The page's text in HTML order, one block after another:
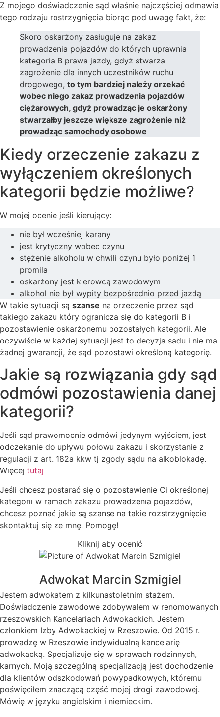
Z mojego doświadczenie sąd właśnie najczęściej odmawia
tego rodzaju rostrzygnięcia biorąc pod uwagę fakt, że:
Skoro oskarżony zasługuje na zakaz
prowadzenia pojazdów do których uprawnia
kategoria B prawa jazdy, gdyż stwarza
zagrożenie dla innych uczestników ruchu
drogowego, to tym bardziej należy orzekać
wobec niego zakaz prowadzenia pojazdów
ciężarowych, gdyż prowadząc je oskarżony
stwarzałby jeszcze większe zagrożenie niż
prowadząc samochody osobowe
Kiedy orzeczenie zakazu z
wyłączeniem określonych
kategorii będzie możliwe?
W mojej ocenie jeśli kierujący:
nie był wcześniej karany
jest krytyczny wobec czynu
stężenie alkoholu w chwili czynu było poniżej 1
promila
oskarżony jest kierowcą zawodowym
alkohol nie był wypity bezpośrednio przed jazdą
W takie sytuacji są szanse na orzeczenie przez sąd
takiego zakazu który ogranicza się do kategorii B i
pozostawienie oskarżonemu pozostałych kategorii. Ale
oczywiście w każdej sytuacji jest to decyzja sadu i nie ma
żadnej gwarancji, że sąd pozostawi określoną kategorię.
Jakie są rozwiązania gdy sąd
odmówi pozostawienia danej
kategorii?
Jeśli sąd prawomocnie odmówi jedynym wyjściem, jest
odczekanie do upływu połowu zakazu i skorzystanie z
regulacji z art. 182a kkw tj zgody sądu na alkoblokadę.
Więcej tutaj
Jeśli chcesz postarać się o pozostawienie Ci określonej
kategorii w ramach zakazu prowadzenia pojazdów,
chcesz poznać jakie są szanse na takie rozstrzygnięcie
skontaktuj się ze mnę. Pomogę!
Kliknij aby ocenić
Adwokat Marcin Szmigiel
Jestem adwokatem z kilkunastoletnim stażem.
Doświadczenie zawodowe zdobywałem w renomowanych
rzeszowskich Kancelariach Adwokackich. Jestem
członkiem Izby Adwokackiej w Rzeszowie. Od 2015 r.
prowadzę w Rzeszowie indywidualną kancelarię
adwokacką. Specjalizuje się w sprawach rodzinnych,
karnych. Moją szczególną specjalizacją jest dochodzenie
dla klientów odszkodowań powypadkowych, któremu
poświęciłem znaczącą część mojej drogi zawodowej.
Mówię w języku angielskim i niemieckim.